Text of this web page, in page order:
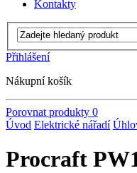
Kontakty
Přihlášení
Nákupní košík
Porovnat produkty 0
Úvod Elektrické nářadí
Procraft